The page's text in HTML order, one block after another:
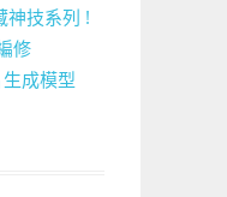
神技系列 !
修
成模型